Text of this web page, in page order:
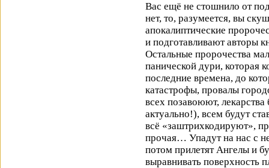
Вас ещё не стошнило от
нет, то, разумеется, вы
апокалиптические
и подготавливают авторы
Остальные пророчества
панической дури, которая
последние времена, до
катастрофы, провалы
всех позавоюют,
актуально!), всем будут
всё «заштрихкодируют»,
прочая… Упадут на нас с
потом прилетят Ангелы и
выравнивать поверхность